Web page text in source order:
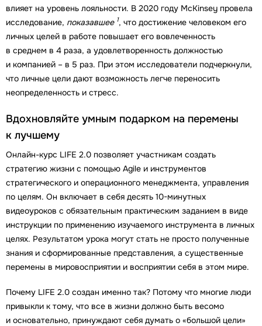
влияет на уровень лояльности. В 2020 году McKinsey провела
исследование, показавшее 1, что достижение человеком его
личных целей в работе повышает его вовлеченность
в среднем в 4 раза, а удовлетворенность должностью
и компанией – в 5 раз. При этом исследователи подчеркнули,
что личные цели дают возможность легче переносить
неопределенность и стресс.
Вдохновляйте умным подарком на перемены
к лучшему
Онлайн-курс LIFE 2.0 позволяет участникам создать
стратегию жизни с помощью Agile и инструментов
стратегического и операционного менеджмента, управления
по целям. Он включает в себя десять 10-минутных
видеоуроков с обязательным практическим заданием в виде
инструкции по применению изучаемого инструмента в личных
целях. Результатом урока могут стать не просто полученные
знания и сформированные представления, а существенные
перемены в мировосприятии и восприятии себя в этом мире.
Почему LIFE 2.0 создан именно так? Потому что многие люди
привыкли к тому, что все в жизни должно быть весомо
и основательно, принуждают себя думать о «большой цели»